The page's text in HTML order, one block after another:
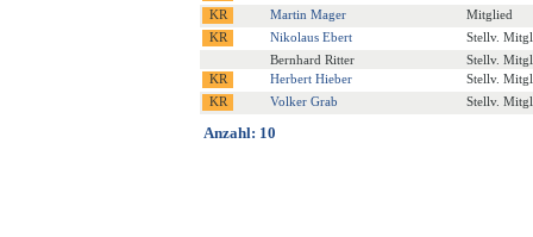
Martin Mager
Mitglied
Nikolaus Ebert
Stellv.
Bernhard Ritter
Stellv.
Herbert Hieber
Stellv.
Volker Grab
Stellv.
Anzahl: 10